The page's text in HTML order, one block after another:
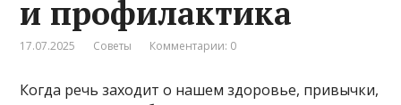
и профилактика
17.07.2025 Советы Комментарии: 0
Когда речь заходит о нашем здоровье, привычки,